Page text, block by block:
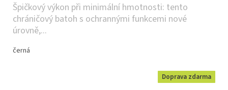
Špičkový výkon při minimální hmotnosti: tento
chráničový batoh s ochrannými funkcemi nové
úrovně,...
černá
Doprava zdarma